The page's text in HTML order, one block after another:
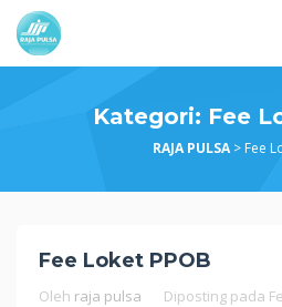
Loncat
ke
konten
Kategori: Fee
RAJA PULSA> Fee
Fee Loket PPOB
Oleh raja pulsa Diposting pada